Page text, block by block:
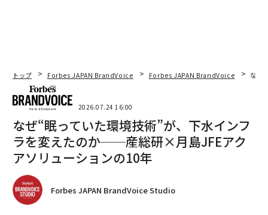
トップ Forbes JAPAN BrandVoice Forbes JAPAN BrandVoice なぜ
2026.07.24 16:00
なぜ“眠っていた環境技術”が、下水インフ
ラを変えたのか──産総研×月島JFEアク
アソリューションの10年
Forbes JAPAN BrandVoice Studio